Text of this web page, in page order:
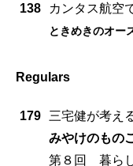
138 カンタス航空
ときめきのオー
Regulars
179
三宅健が考え
みやけのもの
第８回 暮ら